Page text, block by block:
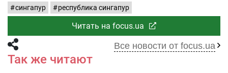
сингапур
республика сингапур
Читать на focus.ua
Все новости от focus.ua
Так же читают